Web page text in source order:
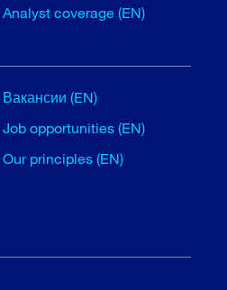
Analyst coverage (EN)
Вакансии (EN)
Job opportunities (EN)
Our principles (EN)